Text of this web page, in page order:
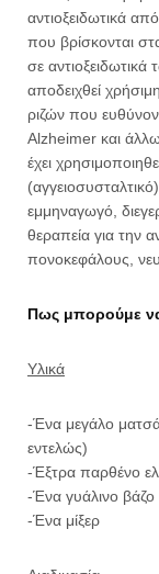
αντιοξειδωτικά
που βρίσκονται
σε
αποδειχθεί
ριζών που
Alzheimer και
έχει
εμμηναγωγό,
θεραπεία για την
πονοκεφάλους,
Πως μπορούμε να
Υλικά
-Ένα μεγάλο
εντελώς)
-Έξτρα παρθένο
-Ένα γυάλινο βάζο
-Ένα μίξερ